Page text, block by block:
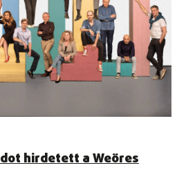
hirdetett a Weöres